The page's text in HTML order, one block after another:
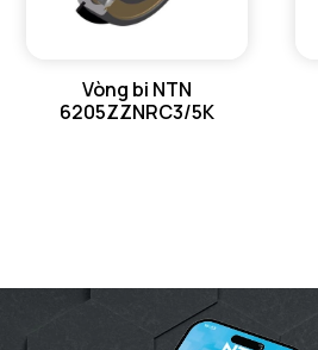
Vòng bi NTN
6205ZZNRC3/5K